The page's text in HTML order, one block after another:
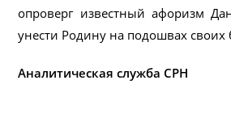
опроверг известный афоризм
унести Родину на подошвах своих
Аналитическая служба СРН